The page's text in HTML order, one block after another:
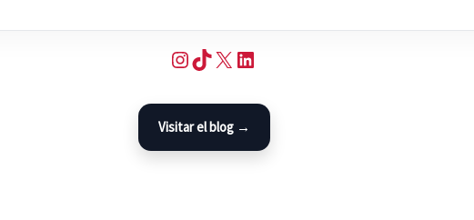
Instagram
TikTok
X LinkedIn
Visitar el blog →